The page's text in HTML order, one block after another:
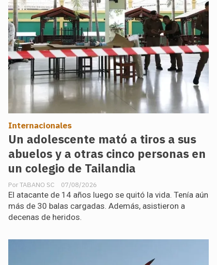
Un adolescente mató a tiros a sus
abuelos y a otras cinco personas en
un colegio de Tailandia
TABANO SC
Internacionales
07/08/2026
El atacante de 14 años luego se quitó la vida. Tenía aún
más de 30 balas cargadas. Además, asistieron a
decenas de heridos.